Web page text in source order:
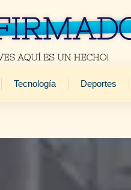
Tecnología Deportes